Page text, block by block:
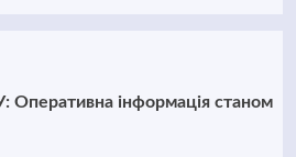
Оперативна інформація станом